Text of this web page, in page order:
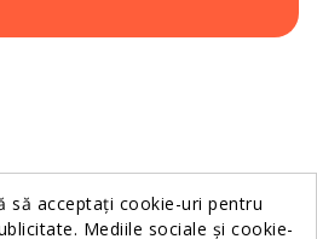
să acceptați cookie-uri pentru
Mediile sociale și cookie-